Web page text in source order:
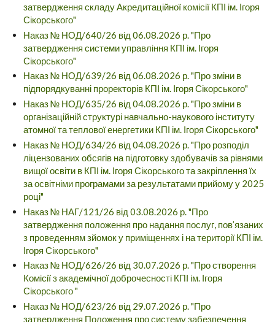
затвердження складу Акредитаційної комісії КПІ ім. Ігоря
Сікорського"
Наказ № НОД/640/26 від 06.08.2026 р. "Про
затвердження системи управління КПІ ім. Ігоря
Сікорського"
Наказ № НОД/639/26 від 06.08.2026 р. "Про зміни в
підпорядкуванні проректорів КПІ ім. Ігоря Сікорського"
Наказ № НОД/635/26 від 04.08.2026 р. "Про зміни в
організаційній структурі навчально-наукового інституту
атомної та теплової енергетики КПІ ім. Ігоря Сікорського"
Наказ № НОД/634/26 від 04.08.2026 р. "Про розподіл
ліцензованих обсягів на підготовку здобувачів за рівнями
вищої освіти в КПІ ім. Ігоря Сікорського та закріплення їх
за освітніми програмами за результатами прийому у 2025
році"
Наказ № НАГ/121/26 від 03.08.2026 р. "Про
затвердження положення про надання послуг, пов’язаних
з проведенням зйомок у приміщеннях і на території КПІ ім.
Ігоря Сікорського"
Наказ № НОД/626/26 від 30.07.2026 р. "Про створення
Комісії з академічної доброчесності КПІ ім. Ігоря
Сікорського "
Наказ № НОД/623/26 від 29.07.2026 р. "Про
затвердження Положення про систему забезпечення